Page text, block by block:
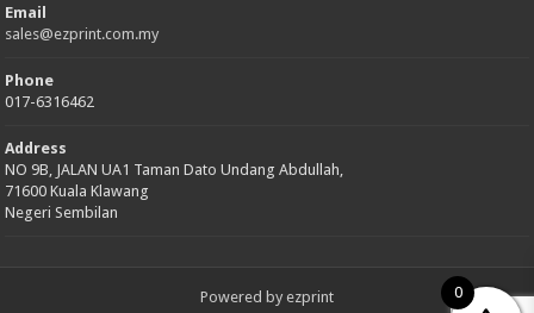
Email
sales@ezprint.com.my
Phone
017-6316462
Address
NO 9B, JALAN UA1 Taman Dato Undang Abdullah,
71600 Kuala Klawang
Negeri Sembilan
Powered by ezprint 0